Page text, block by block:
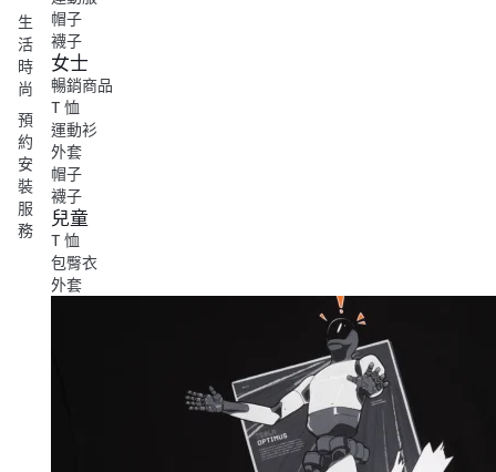
生
活
時
尚
預
約
安
裝
服
務
帽子
襪子
女士
暢銷商品
T 恤
運動衫
外套
帽子
襪子
兒童
T 恤
包臀衣
外套